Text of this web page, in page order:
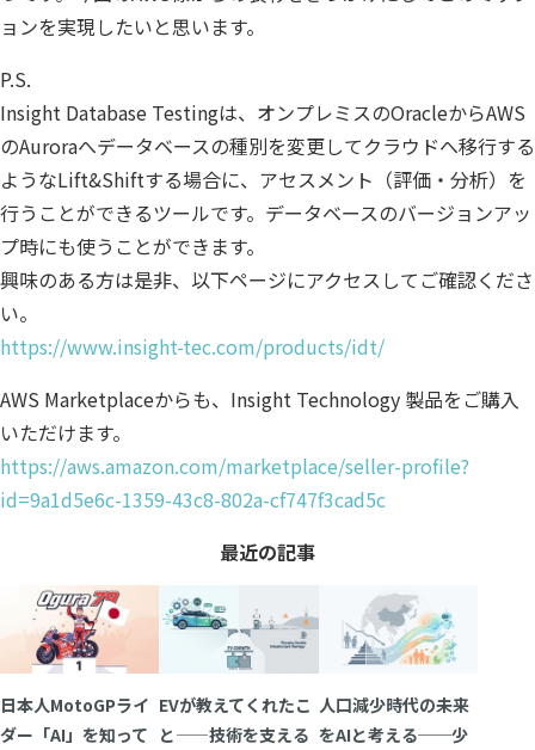
ョンを実現したいと思います。
P.S.
Insight Database Testingは、オンプレミスのOracleからAWS
のAuroraへデータベースの種別を変更してクラウドへ移行する
ようなLift&Shiftする場合に、アセスメント（評価・分析）を
行うことができるツールです。データベースのバージョンアッ
プ時にも使うことができます。
興味のある方は是非、以下ページにアクセスしてご確認くださ
い。
https://www.insight-tec.com/products/idt/
AWS Marketplaceからも、Insight Technology 製品をご購入
いただけます。
https://aws.amazon.com/marketplace/seller-profile?
id=9a1d5e6c-1359-43c8-802a-cf747f3cad5c
最近の記事
日本人MotoGPライ
ダー「AI」を知って
EVが教えてくれたこ
と——技術を支える
人口減少時代の未来
をAIと考える──少